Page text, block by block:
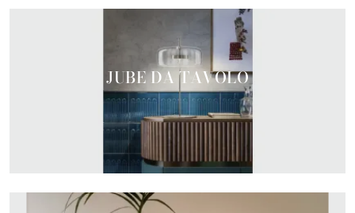
JUBE DA TAVOLO